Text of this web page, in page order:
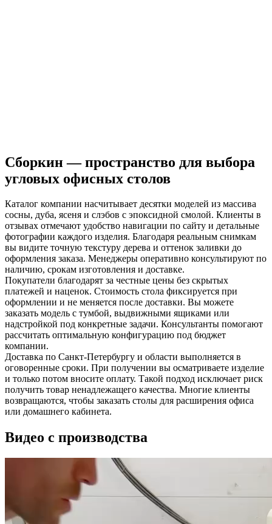
Сборкин — пространство для выбора
угловых офисных столов
Каталог компании насчитывает десятки моделей из массива
сосны, дуба, ясеня и слэбов с эпоксидной смолой. Клиенты в
отзывах отмечают удобство навигации по сайту и детальные
фотографии каждого изделия. Благодаря реальным снимкам
вы видите точную текстуру дерева и оттенок заливки до
оформления заказа. Менеджеры оперативно консультируют по
наличию, срокам изготовления и доставке.
Покупатели благодарят за честные цены без скрытых
платежей и наценок. Стоимость стола фиксируется при
оформлении и не меняется после доставки. Вы можете
заказать модель с тумбой, выдвижными ящиками или
надстройкой под конкретные задачи. Консультанты помогают
рассчитать оптимальную конфигурацию под бюджет
компании.
Доставка по Санкт-Петербургу и области выполняется в
оговоренные сроки. При получении вы осматриваете изделие
и только потом вносите оплату. Такой подход исключает риск
получить товар ненадлежащего качества. Многие клиенты
возвращаются, чтобы заказать столы для расширения офиса
или домашнего кабинета.
Видео с производства